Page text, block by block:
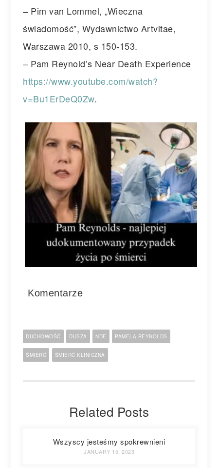
– Pim van Lommel, „Wieczna
świadomość”, Wydawnictwo Artvitae,
Warszawa 2010, s 150-153.
– Pam Reynold’s Near Death Experience
https://www.youtube.com/watch?
v=Bu1ErDeQ0Zw.
Komentarze
DUCHOWOŚĆ DUSZA NDE PAMELA REYNOLDS
ŚMIERĆ ŚMIERĆ KLINICZNA
Related Posts
Wszyscy jesteśmy spokrewnieni
JANUARY 15, 2023